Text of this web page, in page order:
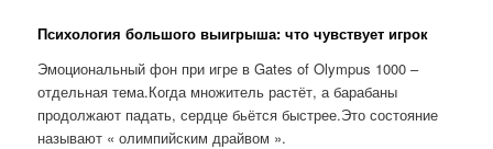
Психология большого выигрыша: что чувствует игрок
Эмоциональный фон при игре в Gates of Olympus 1000 –
отдельная тема.Когда множитель растёт, а барабаны
продолжают падать, сердце бьётся быстрее.Это состояние
называют « олимпийским драйвом ».